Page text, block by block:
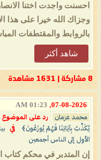
احسنت واجدت اختنا
وجزاك الله خيرا على هذا
بالروابط والمقتطفات
شاهد أكثر
8 مشاركة | 1631 مشاهدة
07-08-2026,
01:23 AM
محمد عزمان رد على الموضوع
يُكَذِّبُ بِآيَاتِنَا فَهُمْ يُوزَعُونَ﴾
في
الأول إلى الناس أجمعين
إن المتدبر في محكم